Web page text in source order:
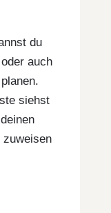
du
auch
siehst
zuweisen